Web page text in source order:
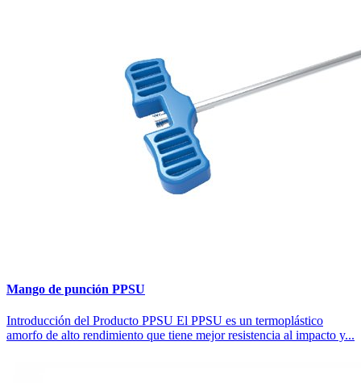
Mango de punción PPSU
Introducción del Producto PPSU El PPSU es un termoplástico
amorfo de alto rendimiento que tiene mejor resistencia al impacto y...